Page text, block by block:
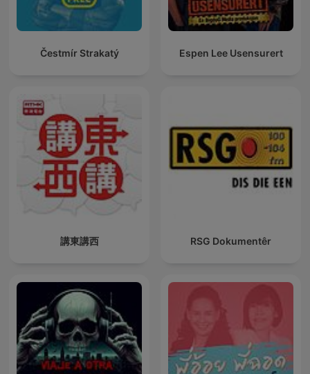
Čestmír Strakatý Espen Lee Usensurert
講東講西 RSG Dokumentêr